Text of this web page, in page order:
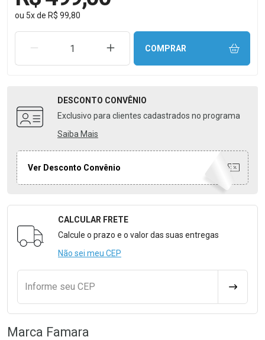
ou 5xde R$ 99,80
REMOVER UMA UNIDADEAUMENTAR UMA UNIDADE
COMPRAR
DESCONTO CONVÊNIO
Exclusivo para clientes cadastrados no programa
Saiba Mais
Ver Desconto Convênio
Formulário para Calcular o Frete
CALCULAR FRETE
Calcule o prazo e o valor das suas entregas
Não sei meu CEP
Informe seu CEP
Marca Famara